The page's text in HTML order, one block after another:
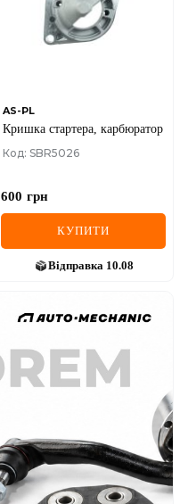
AS-PL
Кришка стартера, карбюратор
Код: SBR5026
600 грн
КУПИТИ
Відправка 10.08